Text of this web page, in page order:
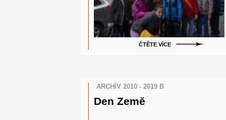
ČTĚTE VÍCE
ARCHÍV 2010 - 2019 B
Den Země